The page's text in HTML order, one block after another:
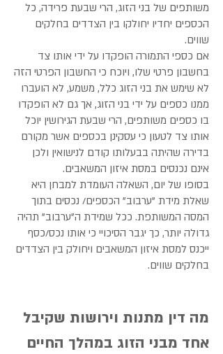
משותפים של בני הזוג, הרי שבעת פרידה, כל
הכספים יחדיו יחולקו בין הצדדים בחלקים
שווים.
אם כספי התמורה הופקדו על ידי אותו צד
בחשבון פרטי שלו, ויוכח כי החשבון הפרטי הזה
לא שימש את בני הזוג כלל, משמע, לא הועברו
ממנו כספים על ידי בני הזוג, אך גם לא הופקדו
בו כספים משותפים, הרי שבעת הגירושין יוכל
אותו צד לטעון כי עסקינן בכספים אשר מקורם
בדירה שהיתה בבעלותו קודם לנישואין ולכן
אינם נכנסים במסת איזון המשאבים.
בסופו של יום, השאלה העומדת למבחן היא
שאלת מידת "ערבוב" הכספים/ נכסים בתוך
המסה המשותפת. ככל שמידת ה"ערבוב" תהיה
גדולה יותר, כך יגבר הסיכויי כי אותו נכס/כסף
ייכנס למסת איזון המשאבים ויחולק בין הצדדים
בחלקים שווים.
מה דין מתנות וירושות שקיבל
אחד מבני הזוג במהלך החיים